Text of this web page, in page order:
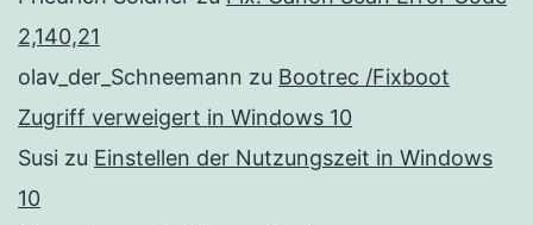
2,140,21
olav_der_Schneemann zu Bootrec /Fixboot
Zugriff verweigert in Windows 10
Susi zu Einstellen der Nutzungszeit in Windows
10